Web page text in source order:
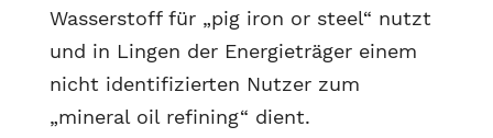
Wasserstoff für „pig iron or steel“ nutzt
und in Lingen der Energieträger einem
nicht identifizierten Nutzer zum
„mineral oil refining“ dient.